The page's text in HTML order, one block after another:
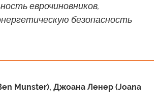
еврочиновников,
безопасность
Munster), Джоана Ленер (Joana